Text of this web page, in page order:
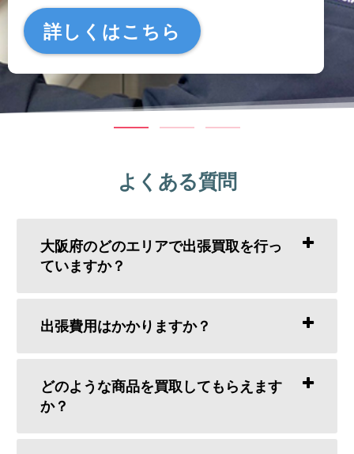
詳しくはこちら
よくある質問
大阪府のどのエリアで出張買取を行っ
ていますか？
出張費用はかかりますか？
どのような商品を買取してもらえます
か？